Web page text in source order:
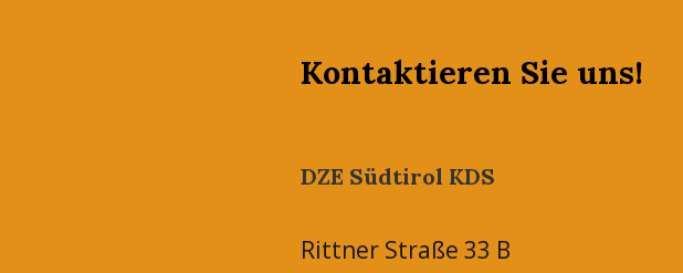
Kontaktieren Sie uns!
DZE Südtirol KDS
Rittner Straße 33 B